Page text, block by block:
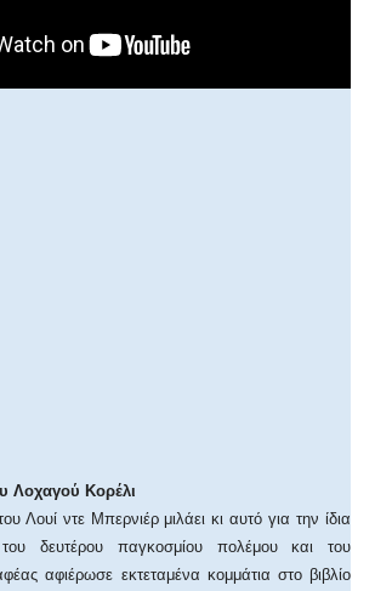
Λοχαγού Κορέλι
Λουί ντε Μπερνιέρ μιλάει κι αυτό για την ίδια
δευτέρου παγκοσμίου πολέμου και του
αφιέρωσε εκτεταμένα κομμάτια στο βιβλίο